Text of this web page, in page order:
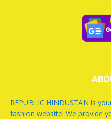
REPUBLIC HINDUSTAN is
fashion website. We provide